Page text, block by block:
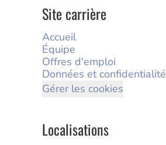
Site carrière
Accueil
Équipe
Offres d'emploi
Données et confidentialité
Gérer les cookies
Localisations